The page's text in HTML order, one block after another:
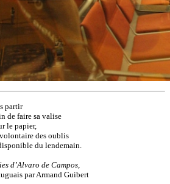
partir
de faire sa valise
le papier,
des oublis
du lendemain.
d’Alvaro de Campos
par Armand Guibert